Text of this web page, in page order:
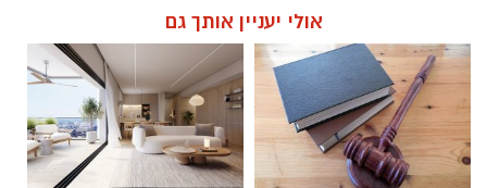
האם גם אתם כאלה?
להאזנה לתוכן:
אולי יעניין אותך גם